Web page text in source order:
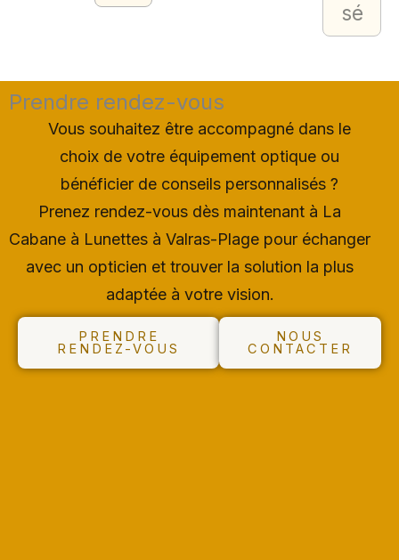
sé
Prendre rendez-vous
Vous souhaitez être accompagné dans le
choix de votre équipement optique ou
bénéficier de conseils personnalisés ?
Prenez rendez-vous dès maintenant à La
Cabane à Lunettes à Valras-Plage pour échanger
avec un opticien et trouver la solution la plus
adaptée à votre vision.
PRENDRE
RENDEZ-VOUS
NOUS
CONTACTER